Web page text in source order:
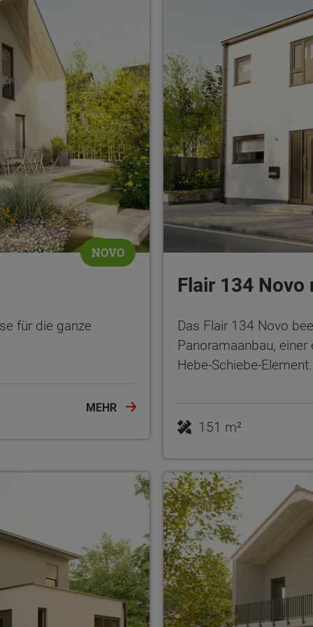
NOVO
für die ganze
MEHR
Flair 134 Novo
Das Flair 134 Novo
Panoramaanbau,
Hebe-Schiebe-Element.
151 m²